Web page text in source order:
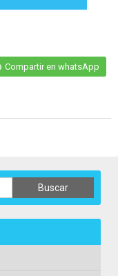
Compartir en whatsApp